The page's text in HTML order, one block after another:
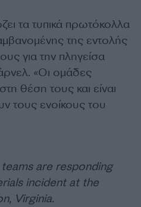
τα τυπικά πρωτόκολλα
της εντολής
για την πληγείσα
«Οι ομάδες
θέση τους και είναι
τους ενοίκους του
are responding
incident at the
Virginia.